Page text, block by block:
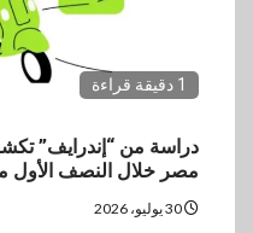
1 دقيقة قراءة
دراسة من “إندرايف”
مصر خلال النصف الأول من